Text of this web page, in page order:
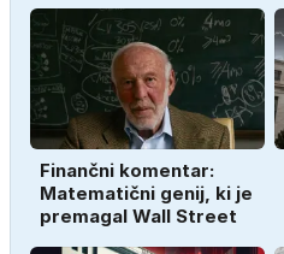
Finančni komentar:
Matematični genij, ki je
premagal Wall Street